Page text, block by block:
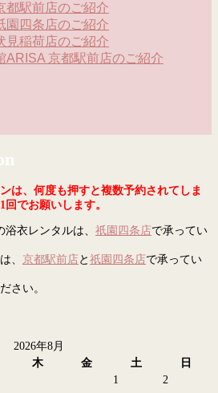
都駅前店のご紹介
園四条店のご紹介
見稲荷店のご紹介
ARISA 京都駅前店のご紹介
は、何度も押すと複数予約されてしま
でお願いします。
衣レンタルは、 祇園四条店で承ってい
、 京都駅前店 と 祇園四条店で承ってい
さい。
2026年8月
木 金 土
日
1
2